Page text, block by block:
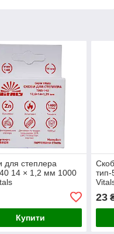
для степлера
14 × 1,2 мм 1000
Купити
23